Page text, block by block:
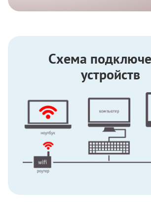
Схема
устройств